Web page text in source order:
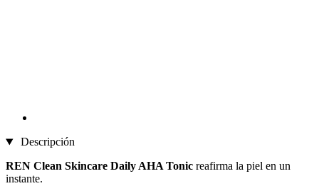
Descripción
REN Clean Skincare Daily AHA Tonic reafirma la piel en un
instante.